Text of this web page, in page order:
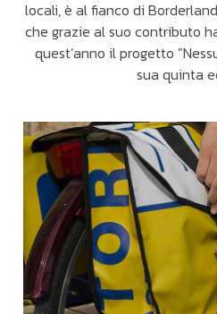
locali, è al fianco di
che grazie al suo contributo
quest’anno il progetto
sua quinta